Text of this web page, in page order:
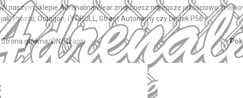
W naszym sklepie Adrenalina Wear znajdziesz najlepsze jakościowo,
jak: Prosto, Octagon, PIT BULL, Street Autonomy czy Dudek P56.
Strona główna ON Czapki